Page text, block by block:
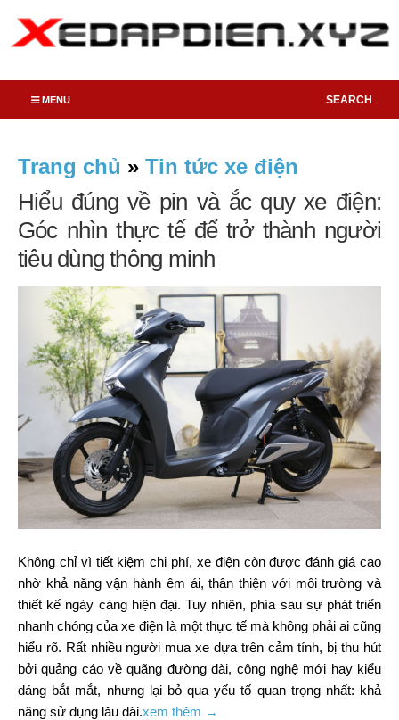
SEARCH
MENU
Trang chủ » Tin tức xe điện
Hiểu đúng về pin và ắc quy xe điện:
Góc nhìn thực tế để trở thành người
tiêu dùng thông minh
Không chỉ vì tiết kiệm chi phí, xe điện còn được đánh giá cao
nhờ khả năng vận hành êm ái, thân thiện với môi trường và
thiết kế ngày càng hiện đại. Tuy nhiên, phía sau sự phát triển
nhanh chóng của xe điện là một thực tế mà không phải ai cũng
hiểu rõ. Rất nhiều người mua xe dựa trên cảm tính, bị thu hút
bởi quảng cáo về quãng đường dài, công nghệ mới hay kiểu
dáng bắt mắt, nhưng lại bỏ qua yếu tố quan trọng nhất: khả
năng sử dụng lâu dài.xem thêm →